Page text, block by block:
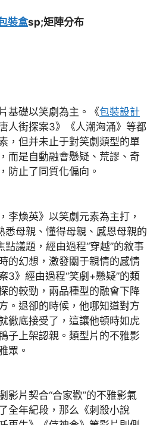
裝盒sp;矩陣分布
礎以笑劇為主。《包裝設計
人街探案3》《人潮洶涌》等都
，但并未止于對笑劇類型的單
，而是自動融會懸疑、荒謬、奇
防止了同質化偏向。
煥英》以笑劇元素為主打，
悉母親、懂得母親、感恩母親的
點議題，經由過程“穿越”的敘事
的幻想，激發關于親情的感情
3》經由過程“笑劇+懸疑”的類
的較勁，兩品種型的融會下降
。退卻的時候，他哪知道對方
徹底接受了，這讓他頓時如虎
子上架認親。類型片的不雅影
眾。
片契合“合家歡”的不雅影氣
全年紀段，那么《刺殺小說